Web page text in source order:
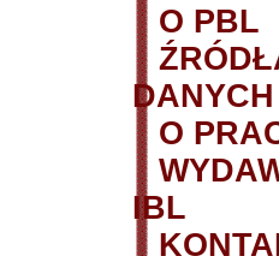
O PBL
DANYCH
O
IBL